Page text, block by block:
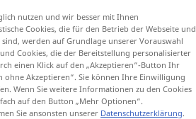
nutzen und wir besser mit Ihnen
Cookies, die für den Betrieb der Webseite und
werden auf Grundlage unserer Vorauswahl
Cookies, die der Bereitstellung personalisierter
einen Klick auf den „Akzeptieren“-Button Ihr
ohne Akzeptieren“. Sie können Ihre Einwilligung
Wenn Sie weitere Informationen zu den Cookies
auf den Button „Mehr Optionen“.
Sie ansonsten unserer Datenschutzerklärung.